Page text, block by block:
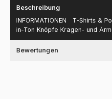
Beschreibung
INFORMATIONEN T-Shirts &
in-Ton Knöpfe Kragen- und
Bewertungen